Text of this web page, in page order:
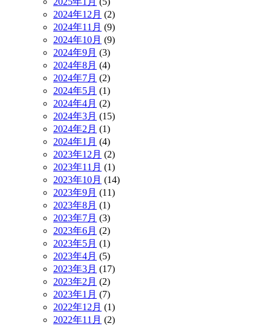
2024年12月 (2)
2024年11月 (9)
2024年10月 (9)
2024年9月 (3)
2024年8月 (4)
2024年7月 (2)
2024年5月 (1)
2024年4月 (2)
2024年3月 (15)
2024年2月 (1)
2024年1月 (4)
2023年12月 (2)
2023年11月 (1)
2023年10月 (14)
2023年9月 (11)
2023年8月 (1)
2023年7月 (3)
2023年6月 (2)
2023年5月 (1)
2023年4月 (5)
2023年3月 (17)
2023年2月 (2)
2023年1月 (7)
2022年12月 (1)
2022年11月 (2)